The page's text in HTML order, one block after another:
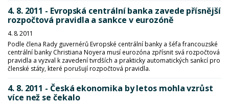
4. 8. 2011 - Evropská centrální banka zavede přísnější
rozpočtová pravidla a sankce v eurozóně
4. 8. 2011
Podle člena Rady guvernérů Evropské centrální banky a šéfa francouzské
centrální banky Christiana Noyera musí eurozóna zpřísnit svá rozpočtová
pravidla a vyzval k zavedení tvrdších a prakticky automatických sankcí pro
členské státy, které porušují rozpočtová pravidla.
4. 8. 2011 - Česká ekonomika by letos mohla vzrůst
více než se čekalo